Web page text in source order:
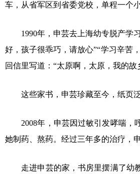
车，从省军区到省委党校，单程一个
1990年，申芸去上海幼专脱产学
好，孩子很乖巧，请放心”“学习辛苦
回信里写道：“太原啊，太原，我的
这些家书，申芸珍藏至今，纸页
2008年，申芸因过敏引发哮喘
她制药、熬药。经过三年多的治疗，
走进申芸的家，书房里摆满了幼